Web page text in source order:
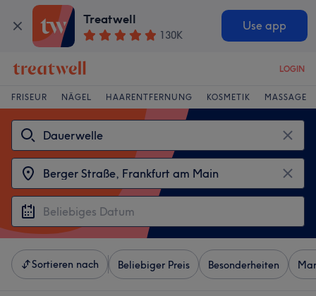
Treatwell
130K
Use app
LOGIN
FRISEUR NÄGEL HAARENTFERNUNG KOSMETIK MASSAGE
Sortieren nach Beliebiger Preis Besonderheiten